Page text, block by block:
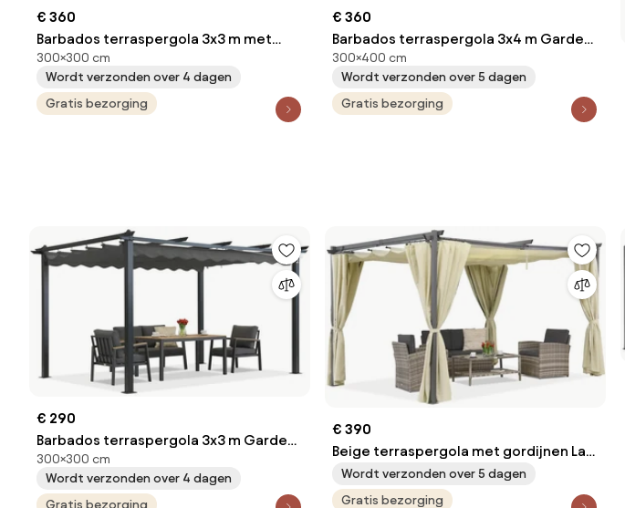
€ 360
Barbados terraspergola 3x3 m met
Garden Point antraciet gordijnen
300×300 cm
Wordt verzonden over 4 dagen
Gratis bezorging
€ 360
Barbados terraspergola 3x4 m Garden
Point wit en beige
300×400 cm
Wordt verzonden over 5 dagen
Gratis bezorging
€ 290
Barbados terraspergola 3x3 m Garden
Point antraciet
300×300 cm
Wordt verzonden over 4 dagen
Gratis bezorging
€ 390
Beige terraspergola met gordijnen La
Palma 3x4 Garden Point
Wordt verzonden over 5 dagen
Gratis bezorging